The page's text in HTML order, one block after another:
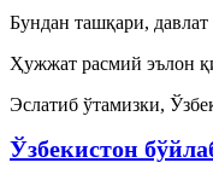
Бундан ташқари,
Ҳужжат расмий эълон
Эслатиб ўтамизки,
Ўзбекистон